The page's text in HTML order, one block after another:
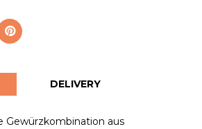
DELIVERY
Gewürzkombination aus